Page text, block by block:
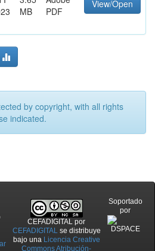
MB
PDF
View/Open
by copyright, with all rights
indicated.
CEFADIGITAL por
CEFADIGITALse distribuye
bajo una Licencia Creative
Commons Atribución-
Soportado
por